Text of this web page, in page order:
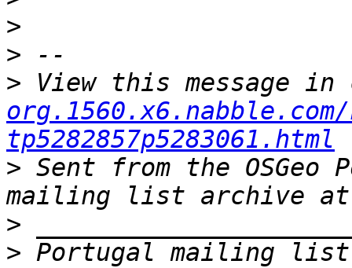
>
>
> View this message
org.1560.x6.nabble.com/
tp5282857p5283061.html
> Sent from the OSGeo
>
>